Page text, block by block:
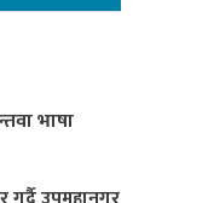
भाषा